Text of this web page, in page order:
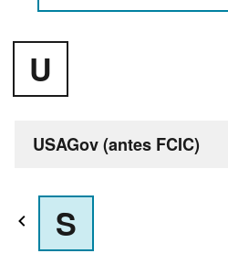
U
USAGov (antes FCIC)
S